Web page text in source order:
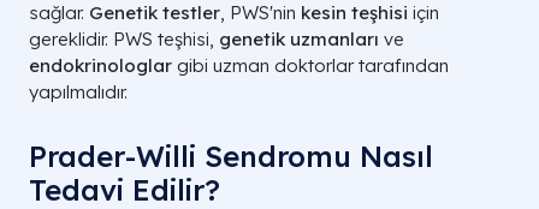
sağlar. Genetik testler, PWS'nin kesin teşhisi için
gereklidir. PWS teşhisi, genetik uzmanları ve
endokrinologlar gibi uzman doktorlar tarafından
yapılmalıdır.
Prader-Willi Sendromu Nasıl
Tedavi Edilir?